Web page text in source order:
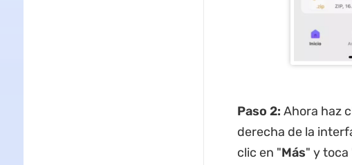
Paso 2: Ahora haz
derecha de la
clic en "Más" y toca